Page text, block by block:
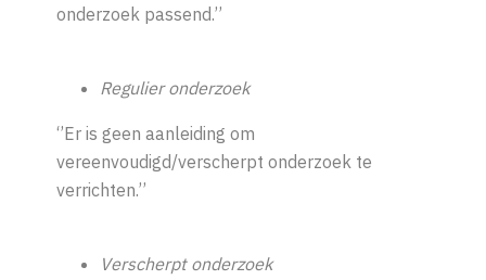
onderzoek passend.’’
Regulier onderzoek
‘’Er is geen aanleiding om
vereenvoudigd/verscherpt onderzoek te
verrichten.’’
Verscherpt onderzoek